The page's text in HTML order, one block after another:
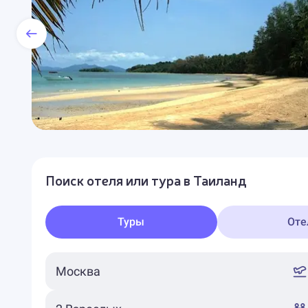
Поиск отеля или тура в Таиланд
Туры